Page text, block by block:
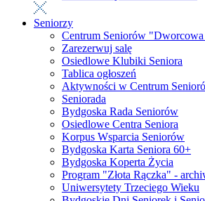
Seniorzy
Centrum Seniorów
Zarezerwuj salę
Osiedlowe Klubiki Seniora
Tablica ogłoszeń
Aktywności w Centrum
Seniorada
Bydgoska Rada Seniorów
Osiedlowe Centra Seniora
Korpus Wsparcia Seniorów
Bydgoska Karta Seniora 60+
Bydgoska Koperta Życia
Program "Złota Rączka" -
Uniwersytety Trzeciego Wieku